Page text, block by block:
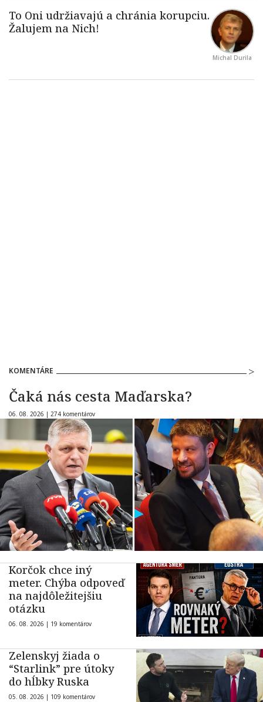
Michal Durila
KOMENTÁRE
Čaká nás cesta Maďarska?
06. 08. 2026 | 274 komentárov
Korčok chce iný
meter. Chýba odpoveď
na najdôležitejšiu
otázku
06. 08. 2026 | 19 komentárov
Zelenskyj žiada o
“Starlink” pre útoky
do hĺbky Ruska
05. 08. 2026 | 109 komentárov